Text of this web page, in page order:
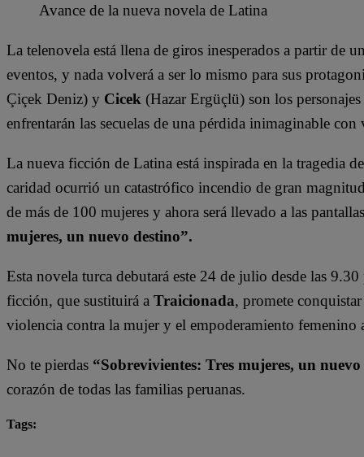
Avance de la nueva novela de Latina
La telenovela está llena de giros inesperados a partir de
eventos, y nada volverá a ser lo mismo para sus
Çiçek Deniz) y Cicek (Hazar Ergüçlü) son los
enfrentarán las secuelas de una pérdida inimaginable
La nueva ficción de Latina está inspirada en la tragedia
caridad ocurrió un catastrófico incendio de gran
de más de 100 mujeres y ahora será llevado a las
mujeres, un nuevo destino”.
Esta novela turca debutará este 24 de julio desde las
ficción, que sustituirá a Traicionada, promete
violencia contra la mujer y el empoderamiento femenino
No te pierdas “Sobrevivientes: Tres mujeres, un
corazón de todas las familias peruanas.
Tags: